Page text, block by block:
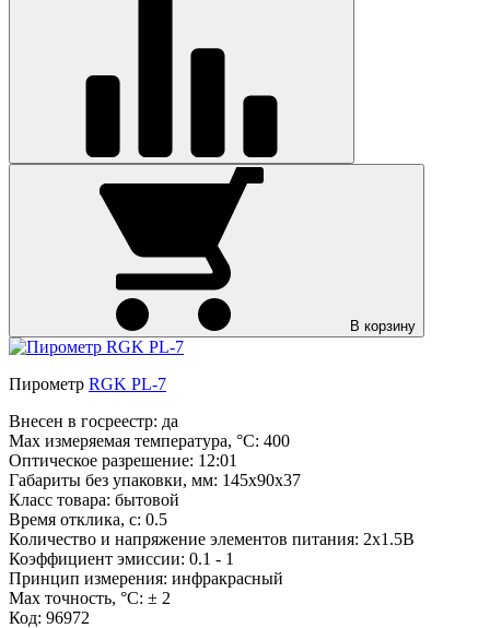
В корзину
Пирометр RGK PL-7
Внесен в госреестр: да
Max измеряемая температура, °С: 400
Оптическое разрешение: 12:01
Габариты без упаковки, мм: 145х90х37
Класс товара: бытовой
Время отклика, с: 0.5
Количество и напряжение элементов питания: 2х1.5В
Коэффициент эмиссии: 0.1 - 1
Принцип измерения: инфракрасный
Max точность, °С: ± 2
Код: 96972